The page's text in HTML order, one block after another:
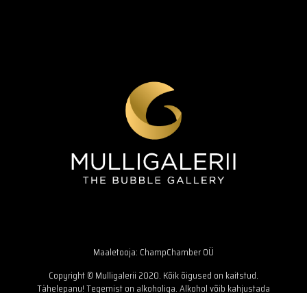
Maaletooja: ChampChamber OÜ
Copyright © Mulligalerii 2020. Kõik õigused on kaitstud.
Tähelepanu! Tegemist on alkoholiga. Alkohol võib kahjustada